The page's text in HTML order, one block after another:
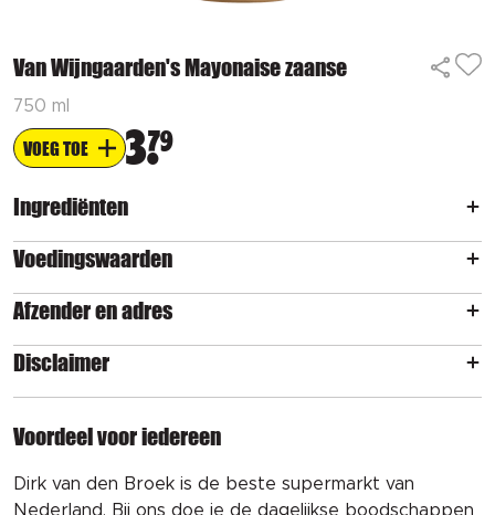
Van Wijngaarden's Mayonaise zaanse
750 ml
VOEG TOE 379
Ingrediënten
Voedingswaarden
Afzender en adres
Disclaimer
Voordeel voor iedereen
Dirk van den Broek is de beste supermarkt van
Nederland. Bij ons doe je de dagelijkse boodschappen